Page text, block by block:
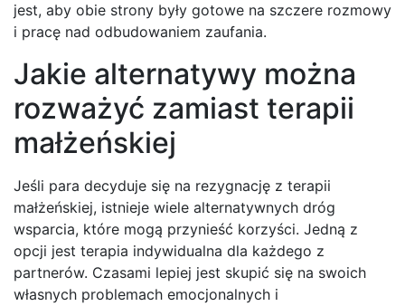
jest, aby obie strony były gotowe na szczere rozmowy
i pracę nad odbudowaniem zaufania.
Jakie alternatywy można
rozważyć zamiast terapii
małżeńskiej
Jeśli para decyduje się na rezygnację z terapii
małżeńskiej, istnieje wiele alternatywnych dróg
wsparcia, które mogą przynieść korzyści. Jedną z
opcji jest terapia indywidualna dla każdego z
partnerów. Czasami lepiej jest skupić się na swoich
własnych problemach emocjonalnych i